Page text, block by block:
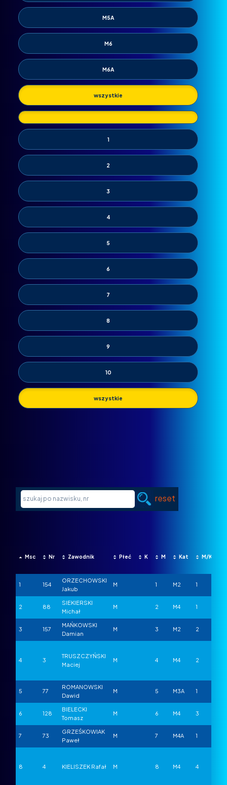
M5A
M6
M6A
wszystkie
1
2
3
4
5
6
7
8
9
10
wszystkie
reset
Msc Nr Zawodnik Płeć K M Kat M/Kat
1 154
ORZECHOWSKI
Jakub
M 1 M2 1
2 88
SIEKIERSKI
Michał
M 2 M4 1
3 157
MAŃKOWSKI
Damian
M 3 M2 2
4 3
TRUSZCZYŃSKI
Maciej
M 4 M4 2
5 77
ROMANOWSKI
Dawid
M 5 M3A 1
6 128
BIELECKI
Tomasz
M 6 M4 3
7 73
GRZEŚKOWIAK
Paweł
M 7 M4A 1
8 4 KIELISZEK Rafał M 8 M4 4